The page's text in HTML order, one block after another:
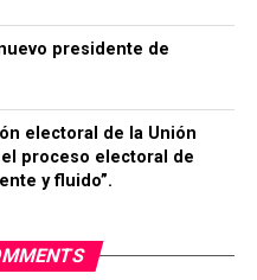
presidente de
electoral de la Unión
proceso electoral de
y fluido”.